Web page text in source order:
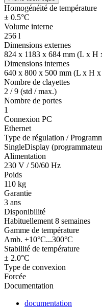
Homogénéité de température
± 0.5°C
Volume interne
256 l
Dimensions externes
824 x 1183 x 684 mm (L x H
Dimensions internes
640 x 800 x 500 mm (L x H x
Nombre de clayettes
2 / 9 (std / max.)
Nombre de portes
1
Connexion PC
Ethernet
Type de régulation /
SingleDisplay
Alimentation
230 V / 50/60 Hz
Poids
110 kg
Garantie
3 ans
Disponibilité
Habituellement 8 semaines
Gamme de température
Amb. +10°C...300°C
Stabilité de température
± 2.0°C
Type de convexion
Forcée
Documentation
documentation